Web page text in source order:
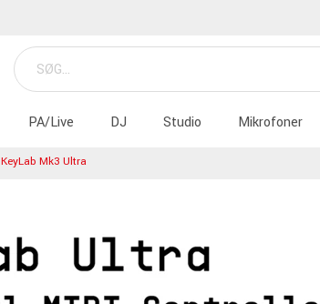
PA/Live DJ Studio Mikrofoner
KeyLab Mk3 Ultra